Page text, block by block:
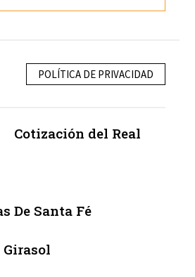
POLÍTICA DE PRIVACIDAD
Cotización del Real
De Santa Fé